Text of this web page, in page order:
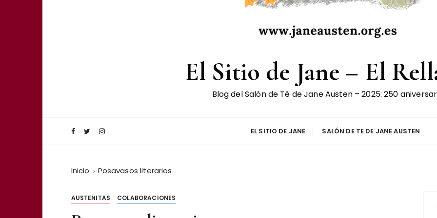
El Sitio de Jane – El
Blog del Salón de Té de Jane Austen – 2025: 250
EL SITIO DE JANE SALÓN DE TE DE JANE AUSTEN
Inicio Posavasos literarios
AUSTENITAS COLABORACIONES